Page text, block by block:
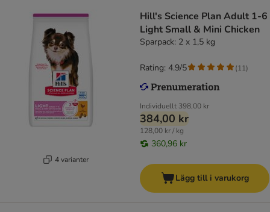
4 varianter
Hill's Science Plan Adult 1-6
Light Small & Mini Chicken
Sparpack: 2 x 1,5 kg
Individuellt 398,00 kr
384,00 kr
128,00 kr / kg
360,96 kr
Rating: 4.9/5 (11)
Lägg till i varukorg